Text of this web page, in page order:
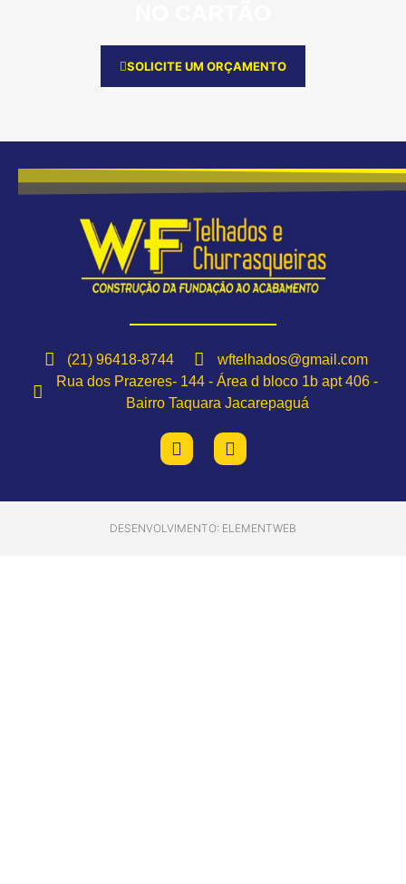
SOLICITE UM ORÇAMENTO
(21) 96418-8744
wftelhados@gmail.com
Rua dos Prazeres- 144 - Área d bloco 1b apt 406 -
Bairro Taquara Jacarepaguá
DESENVOLVIMENTO: ELEMENTWEB